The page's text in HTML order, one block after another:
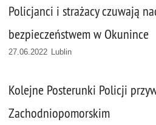
Policjanci i strażacy czuwają
bezpieczeństwem w Okunince
27.06.2022 Lublin
Kolejne Posterunki Policji
Zachodniopomorskim